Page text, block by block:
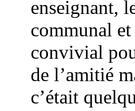
enseignant,
communal
convivial
de l’amitié
c’était